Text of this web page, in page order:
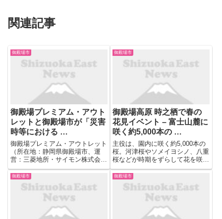
関連記事
御殿場市
御殿場プレミアム・アウト
レットと御殿場市が「災害
時等における …
御殿場プレミアム・アウトレット
（所在地：静岡県御殿場市、運
営：三菱地所・サイモン株式会
社、以下「三菱地所・サイモ
ン」）は、「災害時等における施
設の利用に関する協定」を、
2024年7月5日（金）に御殿場市
（静岡県）と締結しました。 本
御殿場市
御殿場高原 時之栖で春の
花見イベント – 富士山麓に
咲く約5,000本の …
主役は、園内に咲く約5,000本の
桜。河津桜やソメイヨシノ、八重
桜などが時期をずらして花を咲か
せ、チューリップやクリスマスロ
ーズも咲き、桜とあわせて花々が
園内を彩る。雄大な富士山と自然
の中で、散策しながら春の景色を
見て回れるのがポイントだ。
御殿場市 御殿場市